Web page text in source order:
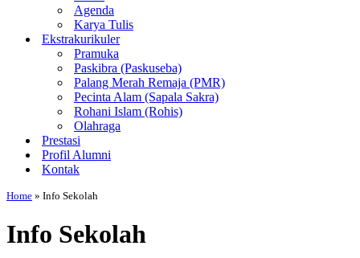
Agenda
Karya Tulis
Ekstrakurikuler
Pramuka
Paskibra (Paskuseba)
Palang Merah Remaja (PMR)
Pecinta Alam (Sapala Sakra)
Rohani Islam (Rohis)
Olahraga
Prestasi
Profil Alumni
Kontak
Home » Info Sekolah
Info Sekolah